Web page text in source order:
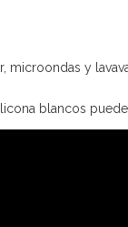
microondas y
blancos